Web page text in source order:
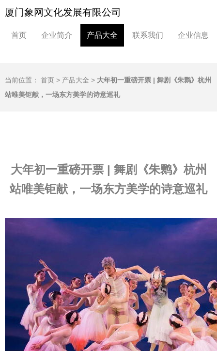
厦门象网文化发展有限公司
首页 企业简介 产品大全 联系我们 企业信息
当前位置： 首页 > 产品大全 > 大年初一重磅开票 | 舞剧《朱鹮》杭州
站唯美钜献，一场东方美学的诗意巡礼
大年初一重磅开票 | 舞剧《朱鹮》杭州
站唯美钜献，一场东方美学的诗意巡礼